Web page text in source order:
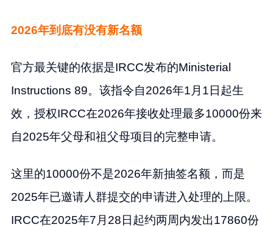
2026年到底有没有新名额
官方最关键的依据是IRCC发布的Ministerial
Instructions 89。该指令自2026年1月1日起生
效，授权IRCC在2026年接收处理最多10000份来
自2025年父母和祖父母项目的完整申请。
这里的10000份不是2026年新抽签名额，而是
2025年已邀请人群提交的申请进入处理的上限。
IRCC在2025年7月28日起约两周内发出17860份